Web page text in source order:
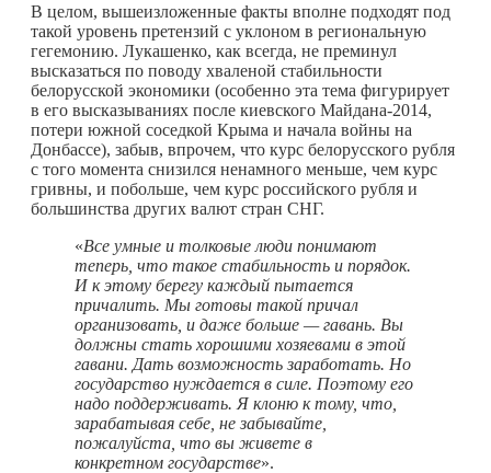
В целом, вышеизложенные факты вполне подходят под
такой уровень претензий с уклоном в региональную
гегемонию. Лукашенко, как всегда, не преминул
высказаться по поводу хваленой стабильности
белорусской экономики (особенно эта тема фигурирует
в его высказываниях после киевского Майдана-2014,
потери южной соседкой Крыма и начала войны на
Донбассе), забыв, впрочем, что курс белорусского рубля
с того момента снизился ненамного меньше, чем курс
гривны, и побольше, чем курс российского рубля и
большинства других валют стран СНГ.
«Все умные и толковые люди понимают
теперь, что такое стабильность и порядок.
И к этому берегу каждый пытается
причалить. Мы готовы такой причал
организовать, и даже больше — гавань. Вы
должны стать хорошими хозяевами в этой
гавани. Дать возможность заработать. Но
государство нуждается в силе. Поэтому его
надо поддерживать. Я клоню к тому, что,
зарабатывая себе, не забывайте,
пожалуйста, что вы живете в
конкретном государстве».